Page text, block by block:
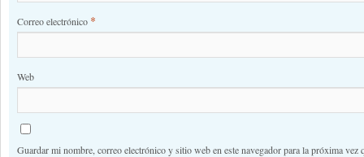
Correo electrónico *
Web
Guardar mi nombre, correo electrónico y sitio web en este navegador para la próxima vez